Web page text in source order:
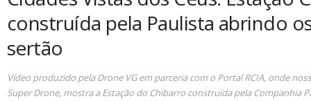
construída pela Paulista abrindo
sertão
Vídeo produzido pela Drone VG em parceria com o Portal RCIA, onde
Super Drone, mostra a Estação do Chibarro construída pela Companhia